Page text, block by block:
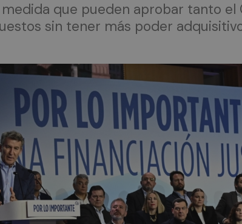
que pueden aprobar tanto
sin tener más poder